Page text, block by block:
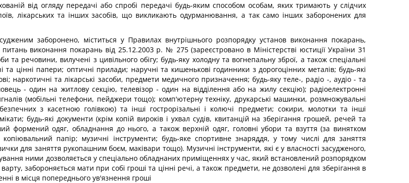
від огляду передачі або спробі передачі будь-яким способом особам, яких тримають у слідчих
лікарських та інших засобів, що викликають одурманювання, а так само інших заборонених для
заборонено, міститься у Правилах внутрішнього розпорядку установ виконання покарань,
виконання покарань від 25.12.2003 р. № 275 (зареєстровано в Міністерстві юстиції України 31
речовини, вилучені з цивільного обігу; будь-яку холодну та вогнепальну зброї, а також спеціальні
та цінні папери; оптичні прилади; наручні та кишенькові годинники з дорогоцінних металів; будь-які
наркотичні та лікарські засоби, предмети медичного призначення; будь-яку теле-, радіо -, аудіо - та
- один на житлову секцію, телевізор - один на відділення або на жилу секцію); радіоелектронні
(мобільні телефони, пейджери тощо); комп'ютерну техніку, друкарські машинки, розмножувальні
з касетною голівкою) та інші гострорізальні і колючі предмети; сокири, молотки та інші
будь-які документи (крім копій вироків і ухвал судів, квитанцій на зберігання грошей, речей та
формений одяг, обладнання до нього, а також верхній одяг, головні убори та взуття (за винятком
копіювальний папір; музичні інструменти; будь-яке спортивне знаряддя, у тому числі для заняття
для заняття рукопашним боєм, маківари тощо). Музичні інструменти, які є у власності засудженого,
ними дозволяється у спеціально обладнаних приміщеннях у час, який встановлений розпорядком
забороняється мати при собі гроші та цінні речі, а також предмети, не дозволені для зберігання в
в місця попереднього ув'язнення гроші